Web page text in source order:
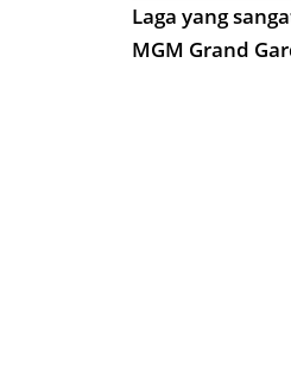
Laga yang
MGM Grand